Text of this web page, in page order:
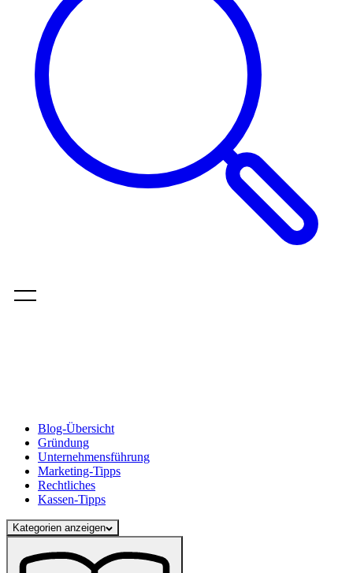
Blog-Übersicht
Gründung
Unternehmensführung
Marketing-Tipps
Rechtliches
Kassen-Tipps
Kategorien anzeigen